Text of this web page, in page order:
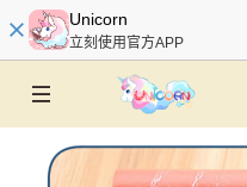
Unicorn
立刻使用官方APP